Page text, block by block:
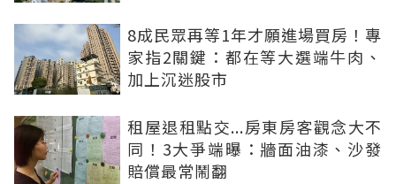
8成民眾再等1年才願進場買房！專
家指2關鍵：都在等大選端牛肉、
加上沉迷股市
租屋退租點交...房東房客觀念大不
同！3大爭端曝：牆面油漆、沙發
賠償最常鬧翻